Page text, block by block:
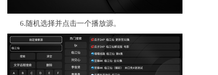
6.随机选择并点击一个播放源。